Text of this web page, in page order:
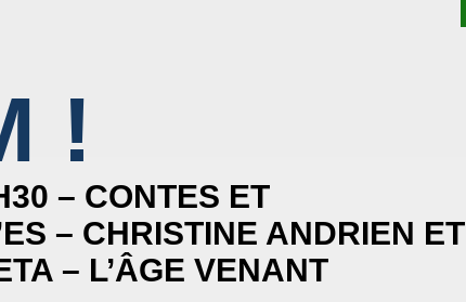
!
– CONTES ET
– CHRISTINE ANDRIEN ET
– L’ÂGE VENANT